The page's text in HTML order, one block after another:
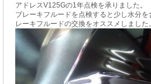
アドレスV125Gの1年点検を承りました。
ブレーキフルードを点検すると少し水分
レーキフルードの交換をオススメしました。